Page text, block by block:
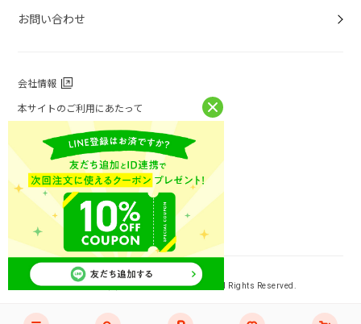
お問い合わせ
会社情報
本サイトのご利用にあたって
個人情報保護方針
個人情報取扱について
特定商取引法に基づく表記
お問い合わせ
ニチレイフーズ公式ホームページ
Copyright (C) NICHIREI FOODS INC. All Rights Reserved.